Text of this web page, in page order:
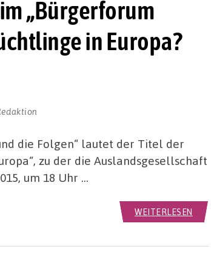
„Bürgerforum
in Europa?
die Folgen“ lautet der Titel der
zu der die Auslandsgesellschaft
um 18 Uhr …
WEITERLESEN